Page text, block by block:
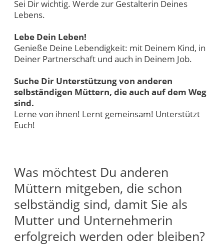
Sei Dir wichtig. Werde zur Gestalterin Deines
Lebens.
Lebe Dein Leben!
Genieße Deine Lebendigkeit: mit Deinem Kind, in
Deiner Partnerschaft und auch in Deinem Job.
Suche Dir Unterstützung von anderen
selbständigen Müttern, die auch auf dem Weg
sind.
Lerne von ihnen! Lernt gemeinsam! Unterstützt
Euch!
Was möchtest Du anderen
Müttern mitgeben, die schon
selbständig sind, damit Sie als
Mutter und Unternehmerin
erfolgreich werden oder bleiben?